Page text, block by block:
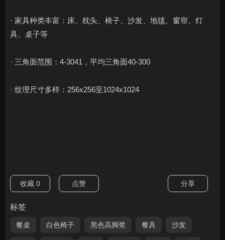
· 家具种类丰富：床、枕头、椅子、沙发、地毯、窗帘、灯
具、桌子等
· 三角面范围：4-3041，平均三角面40-300
· 纹理尺寸多样：256x256至1024x1024
收藏 0 点赞 分享
标签
餐桌 白色椅子 黑色高脚凳 餐具 沙发